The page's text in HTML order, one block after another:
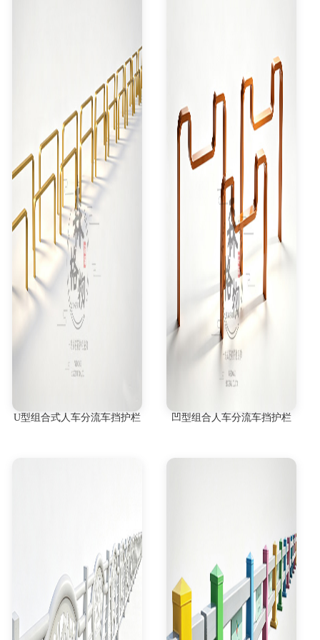
U型组合式人车分流车挡护栏 凹型组合人车分流车挡护栏